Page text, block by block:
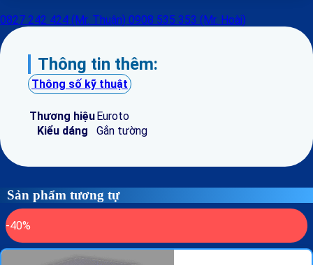
0827 242 424 (Mr. Thuận) 0908 535 353 (Mr. Hoài)
Thông tin thêm:
Thông số kỹ thuật
Thương hiệuEuroto
Kiểu dáng
Gắn tường
Sản phẩm tương tự
-40%